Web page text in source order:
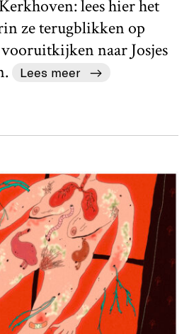
lees hier het
ze terugblikken op
naar Josjes
Lees meer